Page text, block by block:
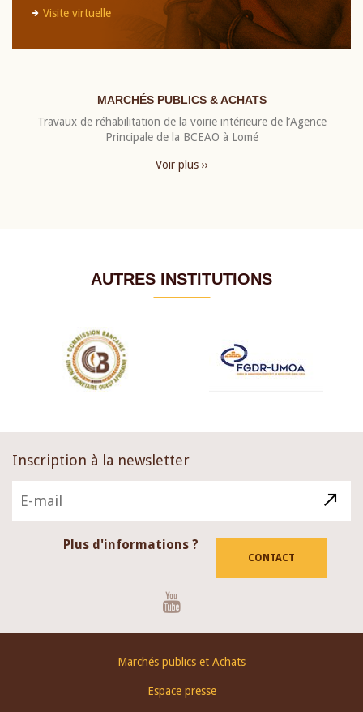
Visite virtuelle
MARCHÉS PUBLICS & ACHATS
Travaux de réhabilitation de la voirie intérieure de l’Agence
Principale de la BCEAO à Lomé
Voir plus ››
AUTRES INSTITUTIONS
Inscription à la newsletter
Plus d'informations ?
CONTACT
Marchés publics et Achats
Espace presse